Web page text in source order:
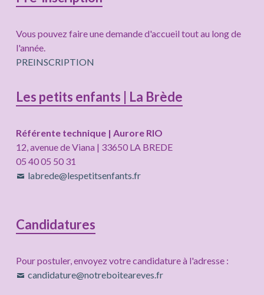
Vous pouvez faire une demande d'accueil tout au long de
l'année.
PREINSCRIPTION
Les petits enfants | La Brède
Référente technique | Aurore RIO
12, avenue de Viana | 33650 LA BREDE
05 40 05 50 31
labrede@lespetitsenfants.fr
Candidatures
Pour postuler, envoyez votre candidature à l'adresse :
candidature@notreboiteareves.fr